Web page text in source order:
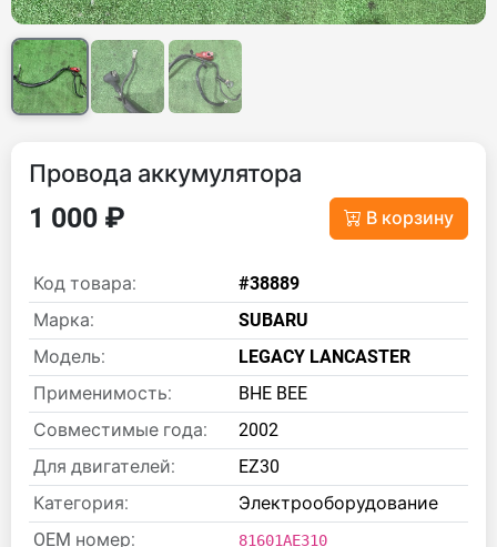
Провода аккумулятора
1 000 ₽ В корзину
Код товара:
#38889
Марка:
SUBARU
Модель:
LEGACY LANCASTER
Применимость:
BHE BEE
Совместимые года:
2002
Для двигателей:
EZ30
Категория:
Электрооборудование
OEM номер:
81601AE310